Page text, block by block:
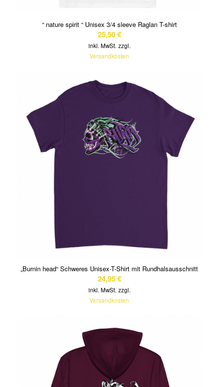
“ nature spirit “ Unisex 3/4 sleeve Raglan T-shirt
25,50€
inkl. MwSt. zzgl.
Versandkosten
„Burnin head“ Schweres Unisex-T-Shirt mit Rundhalsausschnitt
24,95€
inkl. MwSt. zzgl.
Versandkosten